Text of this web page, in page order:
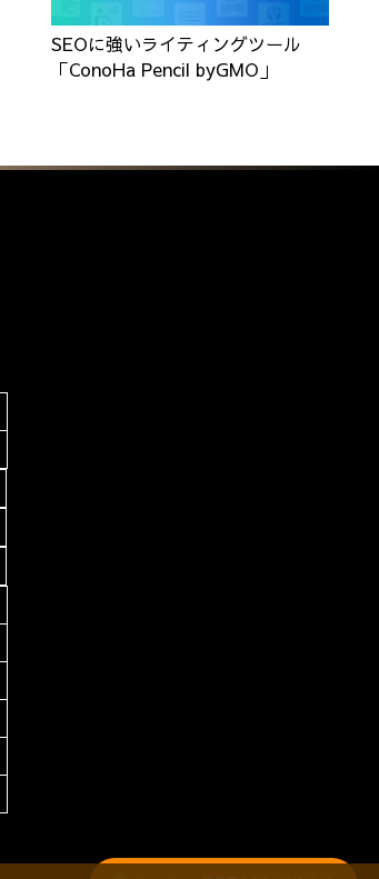
SEOに強いライティングツール
「ConoHa Pencil byGMO」